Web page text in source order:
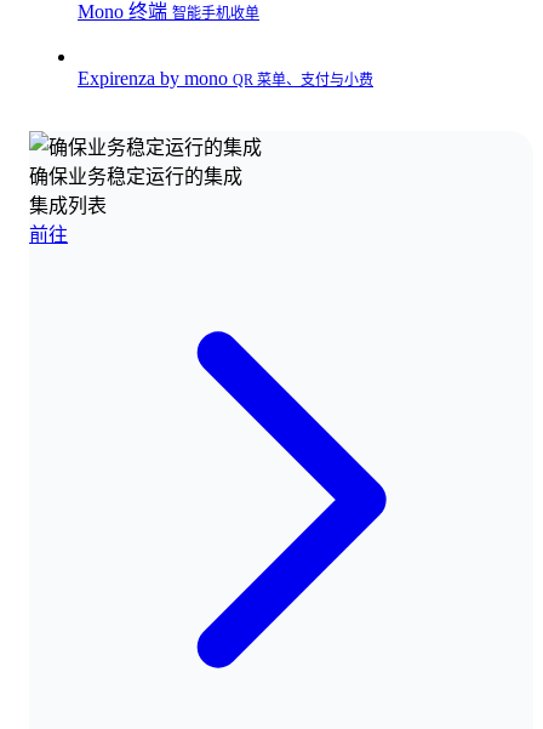
Mono 终端 智能手机收单
Expirenza by mono QR 菜单、支付与小费
确保业务稳定运行的集成
集成列表
前往